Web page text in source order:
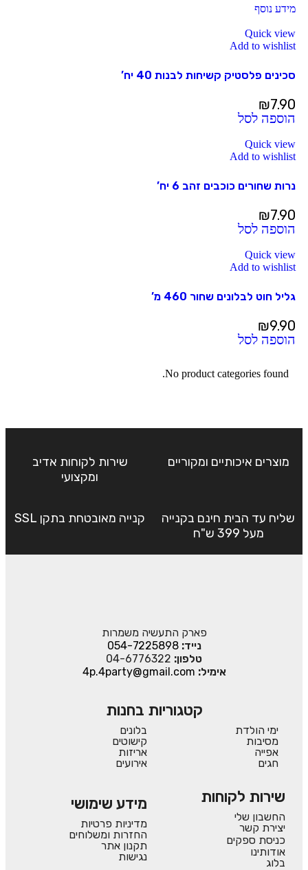
מידע נוסף
Quick view
Add to wishlist
סכינים פלסטיק קשיחות לבנות 40 יח’
₪7.90
הוספה לסל
Quick view
Add to wishlist
נרות שחורים כוכבים זהב 6 יח’
₪7.90
הוספה לסל
Quick view
Add to wishlist
גליל חוט לבלונים שחור 460 מ’
₪9.90
הוספה לסל
No product categories found.
מוצרים איכותיים ומקוריים
שירות לקוחות אדיב
ומקצועי
שליח עד הבית חינם בקנייה
מעל 399 ש"ח
קנייה מאובטחת בתקן SSL
פארק התעשיה משמרות
נייד:054-7225898
טלפון: 04-6776322
אימיל: 4p.4party@gmail.com
קטגוריות בחנות
ימי הולדת
מסיבות
אפייה
חגים
בלונים
קישוטים
אריזות
אירועים
שירות לקוחות
החשבון שלי
יצירת קשר
כניסת ספקים
אודותינו
בלוג
מידע שימושי
מדיניות פרטיות
החזרות ומשלוחים
תקנון אתר
נגישות